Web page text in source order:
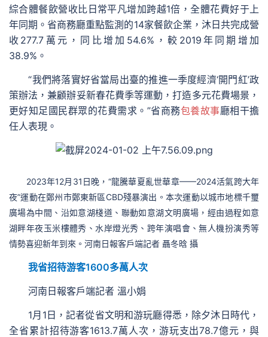
綜合體餐飲營收比日常平凡增加跨越1倍，全體花費好于上
年同期。省商務廳重點監測的14家餐飲企業，沐日共完成營
收277.7萬元，同比增加54.6%，較2019年同期增加
38.9%。
“我們將落實好省當局出臺的推進一季度經濟‘開門紅’政
策辦法，兼顧辦妥新春花費季等運動，打造多元花費場景，
更好知足國民群眾的花費需求。”省商務包養故事廳相干擔
任人表現。
2023年12月31日晚，“龍騰華夏亂世華章——2024活氣跨大年
夜”運動在鄭州市鄭東新區CBD殘暴演出。本次運動以城市地標千璽
廣場為中間、沿如意湖棧道、聯動如意湖文明廣場，經由過程如意
湖畔年夜玉米樓體秀、水岸燈光秀、跨年演唱會、無人機扮演秀等
情勢喜迎新年到來。河南日報客戶端記者 聶冬晗 攝
我省招待游客1600多萬人次
河南日報客戶端記者 溫小娟
1月1日，記者從省文明和游玩廳得悉，除夕沐日時代，
全省累計招待游客1613.7萬人次，游玩支出78.7億元，與